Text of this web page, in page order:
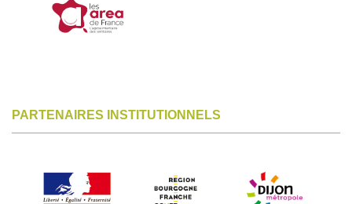
PARTENAIRES INSTITUTIONNELS